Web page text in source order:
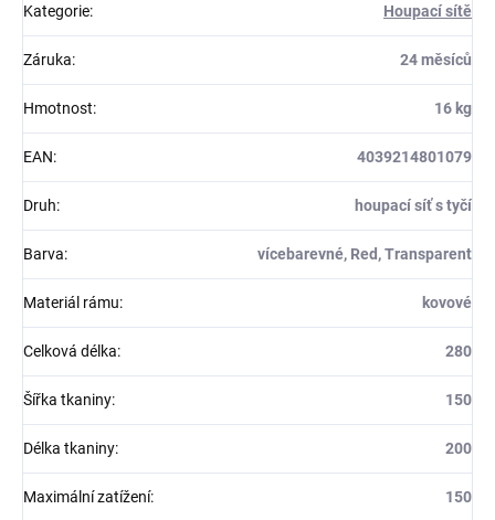
Kategorie: Houpací sítě
Záruka: 24 měsíců
Hmotnost: 16 kg
EAN: 4039214801079
Druh: houpací síť s tyčí
Barva: vícebarevné, Red, Transparent
Materiál rámu: kovové
Celková délka: 280
Šířka tkaniny: 150
Délka tkaniny: 200
Maximální zatížení: 150